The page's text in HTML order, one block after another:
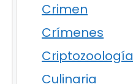
Crimen
Crímenes
Criptozoología
Culinaria